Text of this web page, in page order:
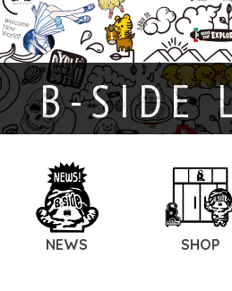
B-SIDE
NEWS SHOP